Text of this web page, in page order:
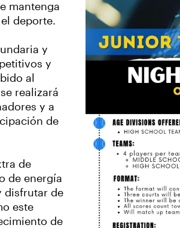
mantenga
deporte.
y
y
al
realizará
y a
de
de
de energía
disfrutar de
este
de